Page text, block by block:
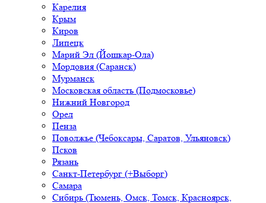
Карелия
Крым
Киров
Липецк
Марий Эл (Йошкар-Ола)
Мордовия (Саранск)
Мурманск
Московская область (Подмосковье)
Нижний Новгород
Орел
Пенза
Поволжье (Чебоксары, Саратов, Ульяновск)
Псков
Рязань
Санкт-Петербург (+Выборг)
Самара
Сибирь (Тюмень, Омск, Томск, Красноярск,